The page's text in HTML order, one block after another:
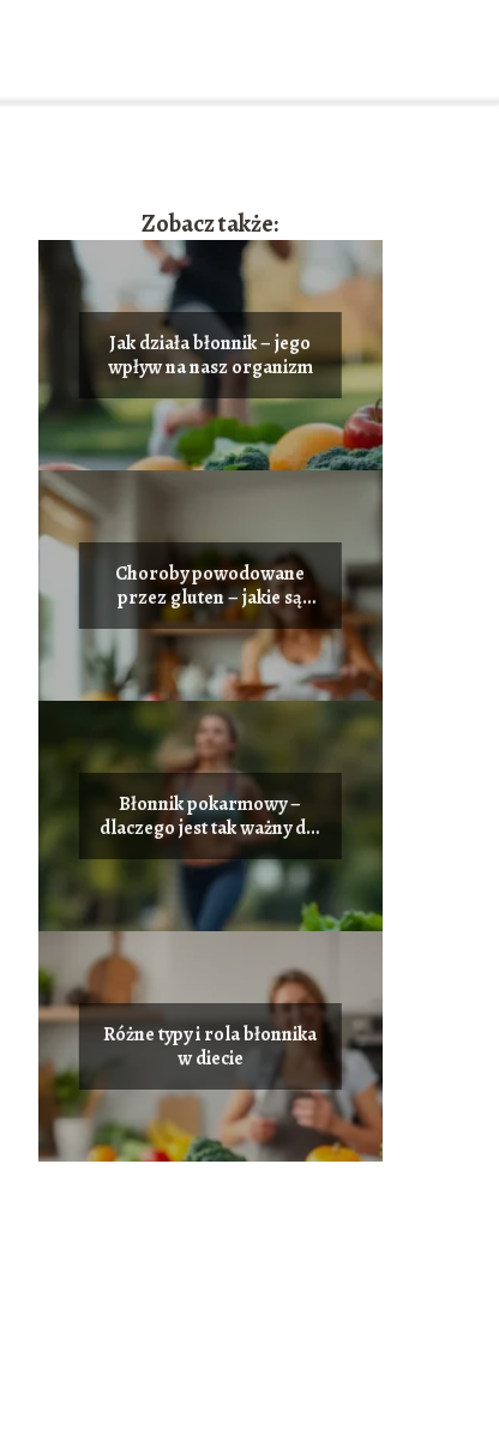
Zobacz także:
Jak działa błonnik – jego
wpływ na nasz organizm
Choroby powodowane
przez gluten – jakie są
objawy i jak je leczyć
Błonnik pokarmowy –
dlaczego jest tak ważny dla
naszego zdrowia
Różne typy i rola błonnika
w diecie